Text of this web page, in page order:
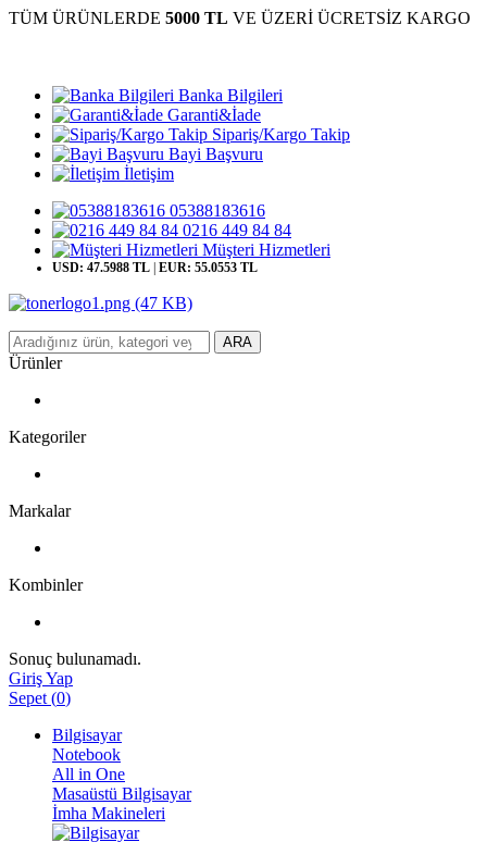
TÜM ÜRÜNLERDE 5000 TL VE ÜZERİ ÜCRETSİZ KARGO
Banka Bilgileri
Garanti&İade
Sipariş/Kargo Takip
Bayi Başvuru
İletişim
05388183616
0216 449 84 84
Müşteri Hizmetleri
USD: 47.5988 TL EUR: 55.0553 TL
ARA
Ürünler
Kategoriler
Markalar
Kombinler
Sonuç bulunamadı.
Giriş Yap
Sepet (0)
Bilgisayar
Notebook
All in One
Masaüstü Bilgisayar
İmha Makineleri